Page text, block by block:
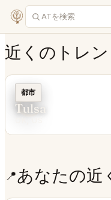
近くのトレ
C
都市
Tulsa
📍あなたの近